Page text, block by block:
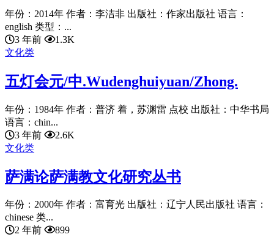
年份：2014年 作者：李洁非 出版社：作家出版社 语言：
english 类型：...
3 年前
1.3K
文化类
五灯会元/中.Wudenghuiyuan/Zhong.
年份：1984年 作者：普济 着，苏渊雷 点校 出版社：中华书局
语言：chin...
3 年前
2.6K
文化类
萨满论萨满教文化研究丛书
年份：2000年 作者：富育光 出版社：辽宁人民出版社 语言：
chinese 类...
2 年前
899